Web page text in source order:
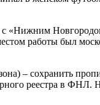
с «Нижним
работы был
– сохранить
реестра в ФНЛ.